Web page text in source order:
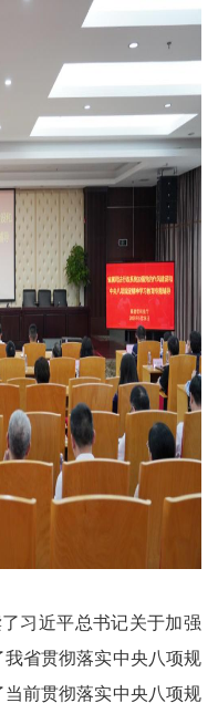
习近平总书记关于加强
省贯彻落实中央八项规
前贯彻落实中央八项规